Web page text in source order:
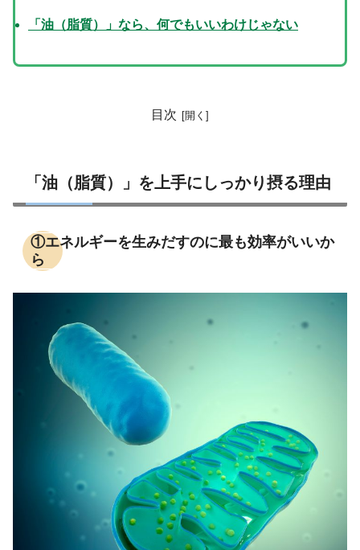
「油（脂質）」なら、何でもいいわけじゃない
目次
「油（脂質）」を上手にしっかり摂る理由
①エネルギーを生みだすのに最も効率がいいか
ら